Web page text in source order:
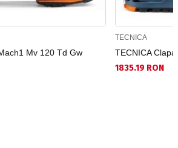
Mv 120 Td Gw
TECNICA
TECNICA
1835.19 RON